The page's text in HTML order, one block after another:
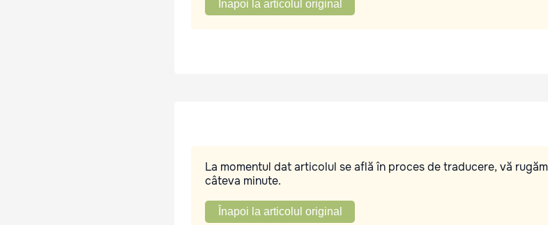
Înapoi la articolul original
La momentul dat articolul se află în proces de traducere, vă
câteva minute.
Înapoi la articolul original